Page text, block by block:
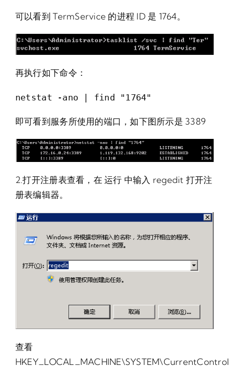
可以看到 TermService 的进程 ID 是 1764。
再执行如下命令：
netstat -ano | find "1764"
即可看到服务所使用的端口，如下图所示是 3389
2.打开注册表查看，在 运行 中输入 regedit 打开注
册表编辑器。
查看